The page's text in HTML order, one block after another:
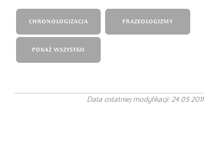
CHRONOLOGIZACJA FRAZEOLOGIZMY
POKAŻ WSZYSTKO
Data ostatniej modyfikacji: 24.05.2011